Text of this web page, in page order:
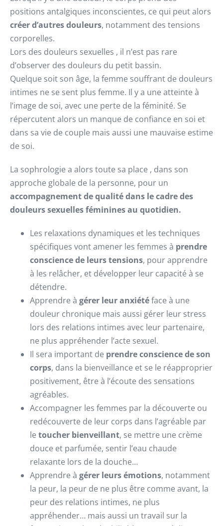
positions antalgiques inconscientes, ce qui peut alors
créer d’autres douleurs, notamment des tensions
corporelles.
Lors des douleurs sexuelles , il n’est pas rare
d’observer des douleurs du petit bassin.
Quelque soit son âge, la femme souffrant de douleurs
intimes ne se sent plus femme. Il y a une atteinte à
l’image de soi, avec une perte de la féminité. Se
répercutent alors un manque de confiance en soi et
dans sa vie de couple mais aussi une mauvaise estime
de soi.
La sophrologie a alors toute sa place , dans son
approche globale de la personne, pour un
accompagnement de qualité dans le cadre des
douleurs sexuelles féminines au quotidien.
Les relaxations dynamiques et les techniques
spécifiques vont amener les femmes à prendre
conscience de leurs tensions, pour apprendre
à les relâcher, et développer leur capacité à se
détendre.
Apprendre à gérer leur anxiétéface à une
douleur chronique mais aussi gérer leur stress
lors des relations intimes avec leur partenaire,
ne plus appréhender l’acte sexuel.
Il sera important de prendre conscience de son
corps, dans la bienveillance et se le réapproprier
positivement, être à l’écoute des sensations
agréables.
Accompagner les femmes par la découverte ou
redécouverte de leur corps dans l’agréable par
le toucher bienveillant, se mettre une crème
douce et parfumée, sentir l’eau chaude
relaxante lors de la douche…
Apprendre à gérer leurs émotions, notamment
la peur, la peur de ne plus être comme avant, la
peur des relations intimes, ne plus
appréhender… mais aussi un travail sur la